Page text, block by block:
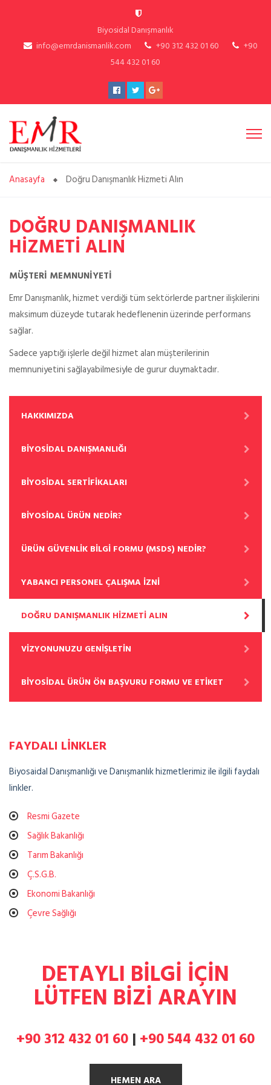
Biyosidal Danışmanlık
info@emrdanismanlik.com
+90 312 432 01 60
+90
544 432 01 60
Anasayfa Doğru Danışmanlık Hizmeti Alın
DOĞRU DANIŞMANLIK
HİZMETİ ALIN
MÜŞTERİ MEMNUNİYETİ
Emr Danışmanlık, hizmet verdiği tüm sektörlerde partner ilişkilerini
maksimum düzeyde tutarak hedeflenenin üzerinde performans
sağlar.
Sadece yaptığı işlerle değil hizmet alan müşterilerinin
memnuniyetini sağlayabilmesiyle de gurur duymaktadır.
HAKKIMIZDA
BİYOSİDAL DANIŞMANLIĞI
BİYOSİDAL SERTİFİKALARI
BİYOSİDAL ÜRÜN NEDİR?
ÜRÜN GÜVENLİK BİLGİ FORMU (MSDS) NEDİR?
YABANCI PERSONEL ÇALIŞMA İZNİ
DOĞRU DANIŞMANLIK HİZMETİ ALIN
VİZYONUNUZU GENİŞLETİN
BİYOSİDAL ÜRÜN ÖN BAŞVURU FORMU VE ETİKET
FAYDALI LİNKLER
Biyosaidal Danışmanlığı ve Danışmanlık hizmetlerimiz ile ilgili faydalı
linkler.
Resmi Gazete
Sağlık Bakanlığı
Tarım Bakanlığı
Ç.S.G.B.
Ekonomi Bakanlığı
Çevre Sağlığı
DETAYLI BİLGİ İÇİN
LÜTFEN BİZİ ARAYIN
+90 312 432 01 60 | +90 544 432 01 60
HEMEN ARA